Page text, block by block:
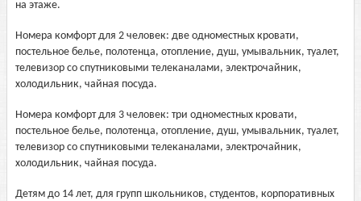
на этаже.
Номера комфорт для 2 человек: две одноместных кровати,
постельное белье, полотенца, отопление, душ, умывальник, туалет,
телевизор со спутниковыми телеканалами, электрочайник,
холодильник, чайная посуда.
Номера комфорт для 3 человек: три одноместных кровати,
постельное белье, полотенца, отопление, душ, умывальник, туалет,
телевизор со спутниковыми телеканалами, электрочайник,
холодильник, чайная посуда.
Детям до 14 лет, для групп школьников, студентов, корпоративных